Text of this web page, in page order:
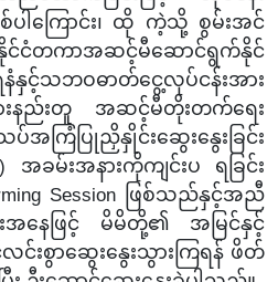
ပါကြောင်း၊ ထို ကဲ့သို့ စွမ်းအင်
နိုင်ငံတကာအဆင့်မီဆောင်ရွက်နိုင်
ေနံနှင့်သဘဝဓာတ်ငွေ့လုပ်ငန်းအား
ားနည်းတူ အဆင့်မီတိုးတက်ရေး
ညှိနှိုင်းဆွေးနွေးခြင်း
အခမ်းအနားကိုကျင်းပ ရခြင်း
Session
ဖြစ်သည်နှင့်အညီ
အနေဖြင့် မိမိတို့၏ အမြင်နှင့်
င်းစွာဆွေးနွေးသွားကြရန် ဖိတ်